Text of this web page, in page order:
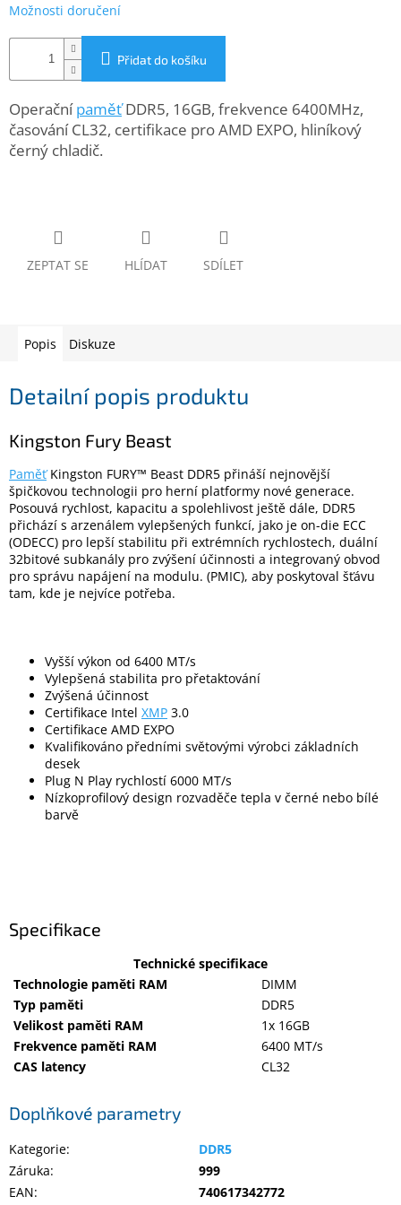
www.inpraise.cz
a
tablety
zahrada
a
notebooky
Elektronika
Domácnost
%
Black
Akční
zboží
TONERY
CARTRIDGE
OEM
Sestavy
počítačů
Inpraise
Doprodej
Možnosti doručení
Přidat do košíku
OperačnípaměťDDR5, 16GB, frekvence 6400MHz,
časování CL32, certifikace pro AMD EXPO, hliníkový
černý chladič.
ZEPTAT SE HLÍDAT SDÍLET
Popis Diskuze
Detailní popis produktu
Kingston Fury Beast
PaměťKingston FURY™ Beast DDR5 přináší nejnovější
špičkovou technologii pro herní platformy nové generace.
Posouvá rychlost, kapacitu a spolehlivost ještě dále, DDR5
přichází s arzenálem vylepšených funkcí, jako je on-die ECC
(ODECC) pro lepší stabilitu při extrémních rychlostech, duální
32bitové subkanály pro zvýšení účinnosti a integrovaný obvod
pro správu napájení na modulu. (PMIC), aby poskytoval šťávu
tam, kde je nejvíce potřeba.
Vyšší výkon od 6400 MT/s
Vylepšená stabilita pro přetaktování
Zvýšená účinnost
Certifikace Intel XMP 3.0
Certifikace AMD EXPO
Kvalifikováno předními světovými výrobci základních
desek
Plug N Play rychlostí 6000 MT/s
Nízkoprofilový design rozvaděče tepla v černé nebo bílé
barvě
Specifikace
Technické specifikace
Technologie paměti RAM
DIMM
Typ paměti
DDR5
Velikost paměti RAM
1x 16GB
Frekvence paměti RAM
6400 MT/s
CAS latency
CL32
Doplňkové parametry
Kategorie:
DDR5
Záruka:
999
EAN:
740617342772